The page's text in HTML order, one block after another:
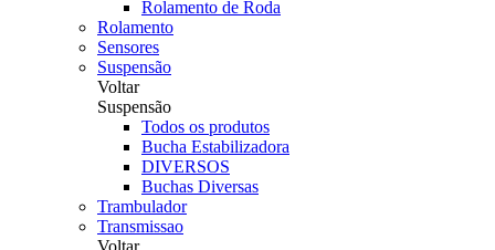
Rolamento de Roda
Rolamento
Sensores
Suspensão
Voltar
Suspensão
Todos os produtos
Bucha Estabilizadora
DIVERSOS
Buchas Diversas
Trambulador
Transmissao
Voltar